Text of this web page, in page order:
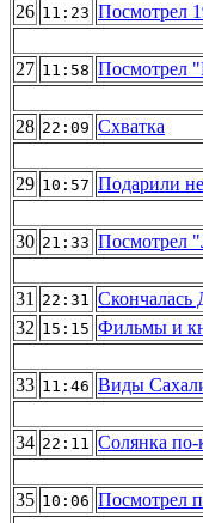
26 11:23 Посмотрел
27 11:58 Посмотрел
28 22:09 Схватка
29 10:57 Подарили
30 21:33 Посмотрел
31 22:31 Скончалась
32 15:15 Фильмы и
33 11:46 Виды
34 22:11 Солянка по-
35 10:06 Посмотрел